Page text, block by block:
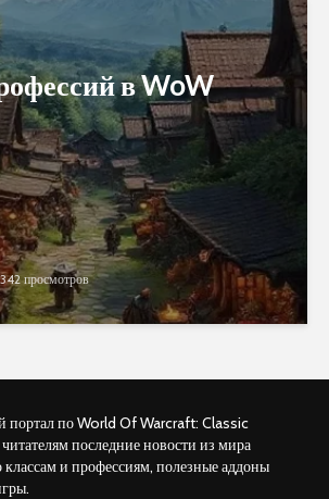
в WoW
342 просмотров
по World Of Warcraft: Classic
последние новости из мира
классам и профессиям, полезные аддоны